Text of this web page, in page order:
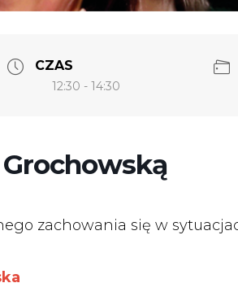
CZAS
12:30 - 14:30
zachowania się w